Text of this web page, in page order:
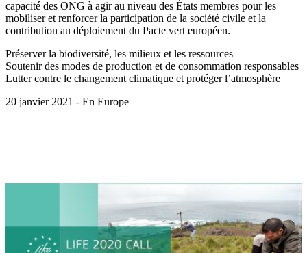
capacité des ONG à agir au niveau des États membres pour les
mobiliser et renforcer la participation de la société civile et la
contribution au déploiement du Pacte vert européen.
Préserver la biodiversité, les milieux et les ressources
Soutenir des modes de production et de consommation responsables
Lutter contre le changement climatique et protéger l’atmosphère
20 janvier 2021 - En Europe